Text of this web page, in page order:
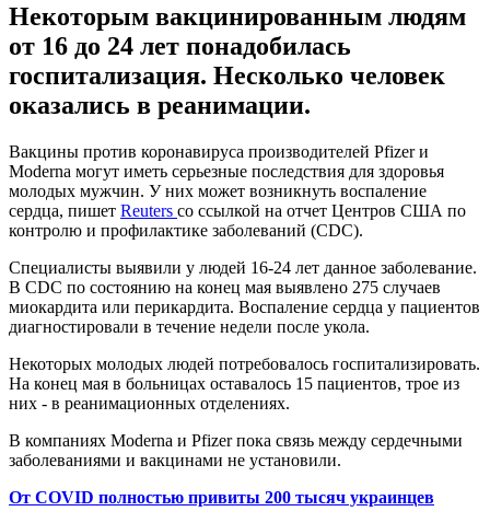
Некоторым вакцинированным людям
от 16 до 24 лет понадобилась
госпитализация. Несколько человек
оказались в реанимации.
Вакцины против коронавируса производителей Pfizer и
Moderna могут иметь серьезные последствия для здоровья
молодых мужчин. У них может возникнуть воспаление
сердца, пишет Reuters со ссылкой на отчет Центров США по
контролю и профилактике заболеваний (CDC).
Специалисты выявили у людей 16-24 лет данное заболевание.
В CDC по состоянию на конец мая выявлено 275 случаев
миокардита или перикардита. Воспаление сердца у пациентов
диагностировали в течение недели после укола.
Некоторых молодых людей потребовалось госпитализировать.
На конец мая в больницах оставалось 15 пациентов, трое из
них - в реанимационных отделениях.
В компаниях Moderna и Pfizer пока связь между сердечными
заболеваниями и вакцинами не установили.
От COVID полностью привиты 200 тысяч украинцев